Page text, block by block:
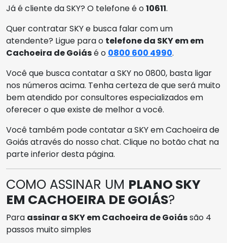
Já é cliente da SKY? O telefone é o10611.
Quer contratar SKY e busca falar com um
atendente? Ligue para o telefone da SKY em em
Cachoeira de Goiásé o 0800 600 4990.
Você que busca contatar a SKY no 0800, basta ligar
nos números acima. Tenha certeza de que será muito
bem atendido por consultores especializados em
oferecer o que existe de melhor a você.
Você também pode contatar a SKY em Cachoeira de
Goiás através do nosso chat. Clique no botão chat na
parte inferior desta página.
COMO ASSINAR UM PLANO SKY
EM CACHOEIRA DE GOIÁS?
Para assinar a SKY em Cachoeira de Goiássão 4
passos muito simples